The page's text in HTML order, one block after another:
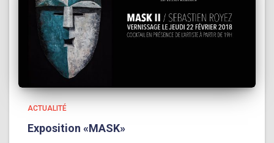
ACTUALITÉ
Exposition «MASK»